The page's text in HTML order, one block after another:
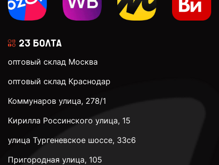
оптовый склад Москва
оптовый склад Краснодар
Коммунаров улица, 278/1
Кирилла Россинского улица, 15
улица Тургеневское шоссе, 33с6
Пригородная улица, 105